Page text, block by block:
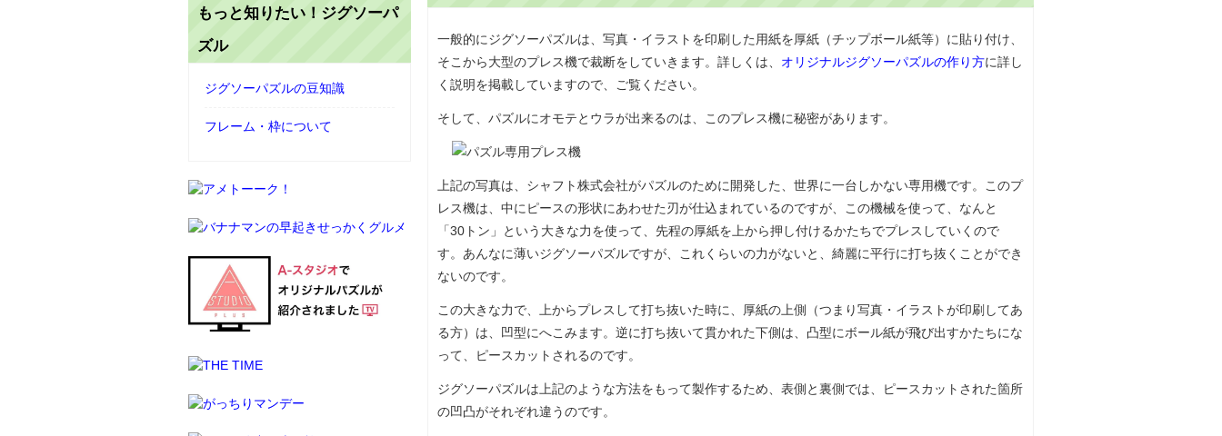
一般的にジグソーパズルは、写真・イラストを印刷した用紙を厚紙（チップボール紙等）に貼り付け、
そこから大型のプレス機で裁断をしていきます。詳しくは、 オリジナルジグソーパズルの作り方に詳し
く説明を掲載していますので、ご覧ください。
そして、パズルにオモテとウラが出来るのは、このプレス機に秘密があります。
上記の写真は、シャフト株式会社がパズルのために開発した、世界に一台しかない専用機です。このプ
レス機は、中にピースの形状にあわせた刃が仕込まれているのですが、この機械を使って、なんと
「30トン」という大きな力を使って、先程の厚紙を上から押し付けるかたちでプレスしていくので
す。あんなに薄いジグソーパズルですが、これくらいの力がないと、綺麗に平行に打ち抜くことができ
ないのです。
この大きな力で、上からプレスして打ち抜いた時に、厚紙の上側（つまり写真・イラストが印刷してあ
る方）は、凹型にへこみます。逆に打ち抜いて貫かれた下側は、凸型にボール紙が飛び出すかたちにな
って、ピースカットされるのです。
ジグソーパズルは上記のような方法をもって製作するため、表側と裏側では、ピースカットされた箇所
の凹凸がそれぞれ違うのです。
もっと知りたい！ジグソーパ
ズル
ジグソーパズルの豆知識
フレーム・枠について